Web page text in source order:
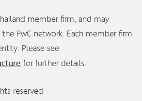
member firm, and may
PwC network. Each member firm
Please see
for further details.
reserved